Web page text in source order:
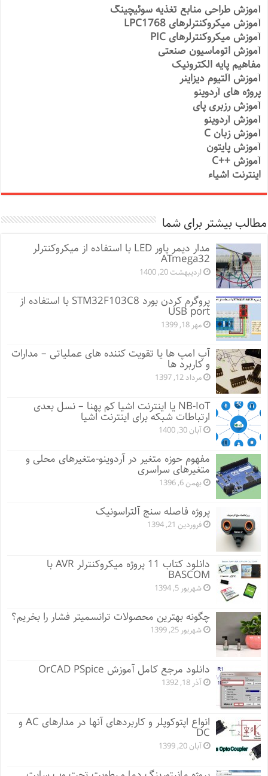
آموزش طراحی منابع تغذیه سوئیچینگ
آموزش میکروکنترلرهای LPC1768
آموزش میکروکنترلرهای PIC
آموزش اتوماسیون صنعتی
مفاهیم پایه الکترونیک
آموزش آلتیوم دیزاینر
پروژه های آردوینو
آموزش رزبری پای
آموزش آردوینو
آموزش زبان C
آموزش پایتون
آموزش ++C
اینترنت اشیاء
مطالب بیشتر برای شما
مدار دیمر پاور LED با استفاده از میکروکنترلر
ATmega32
اردیبهشت 20, 1400
پروگرم کردن بورد STM32F103C8 با استفاده از
USB port
مهر 18, 1399
آپ امپ ها یا تقویت کننده های عملیاتی – مدارات
و کاربرد ها
مرداد 12, 1397
NB-IoT یا اینترنت اشیا کم پهنا – نسل بعدی
ارتباطات شبکه برای اینترنت اشیا
آبان 30, 1400
مفهوم حوزه متغیر در آردوینو-متغیرهای محلی و
متغیرهای سراسری
بهمن 6, 1396
پروژه فاصله سنج آلتراسونیک
فروردین 21, 1394
دانلود کتاب 11 پروژه میکروکنترلر AVR با
BASCOM
شهریور 5, 1394
چگونه بهترین محصولات ترانسمیتر فشار را بخریم؟
شهریور 25, 1399
دانلود مرجع کامل آموزش OrCAD PSpice
آذر 18, 1392
انواع اپتوکوپلر و کاربردهای آنها در مدارهای AC و
DC
آبان 20, 1399